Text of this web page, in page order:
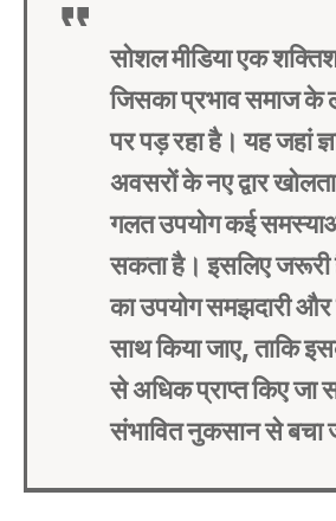
सोशल मीडिया एक
जिसका प्रभाव समाज के
पर पड़ रहा है। यह जहां
अवसरों के नए द्वार
गलत उपयोग कई
सकता है। इसलिए
का उपयोग समझदारी और
साथ किया जाए, ताकि
से अधिक प्राप्त किए
संभावित नुकसान से बचा